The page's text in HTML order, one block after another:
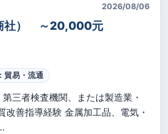
2026/08/06
社） ～20,000元
貿易・流通
三者検査機関、または製造業・
善指導経験 金属加工品、電気・